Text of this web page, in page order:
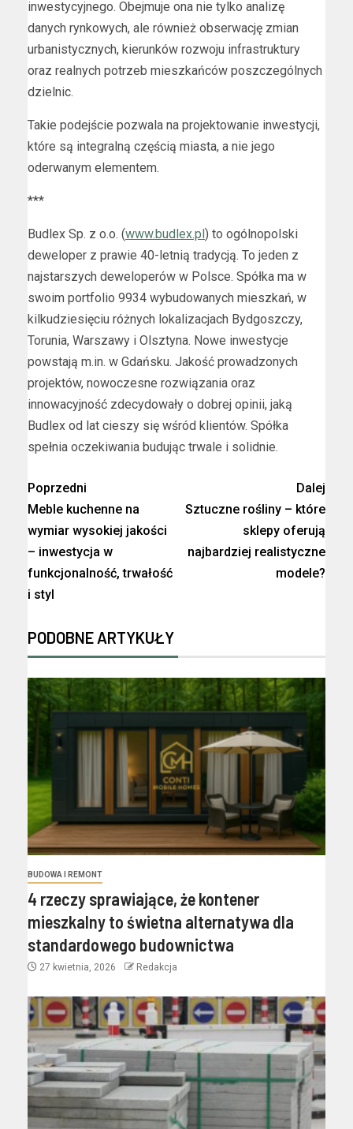
inwestycyjnego. Obejmuje ona nie tylko analizę
danych rynkowych, ale również obserwację zmian
urbanistycznych, kierunków rozwoju infrastruktury
oraz realnych potrzeb mieszkańców poszczególnych
dzielnic.
Takie podejście pozwala na projektowanie inwestycji,
które są integralną częścią miasta, a nie jego
oderwanym elementem.
***
Budlex Sp. z o.o. (www.budlex.pl) to ogólnopolski
deweloper z prawie 40-letnią tradycją. To jeden z
najstarszych deweloperów w Polsce. Spółka ma w
swoim portfolio 9934 wybudowanych mieszkań, w
kilkudziesięciu różnych lokalizacjach Bydgoszczy,
Torunia, Warszawy i Olsztyna. Nowe inwestycje
powstają m.in. w Gdańsku. Jakość prowadzonych
projektów, nowoczesne rozwiązania oraz
innowacyjność zdecydowały o dobrej opinii, jaką
Budlex od lat cieszy się wśród klientów. Spółka
spełnia oczekiwania budując trwale i solidnie.
Poprzedni
Meble kuchenne na
wymiar wysokiej jakości
– inwestycja w
funkcjonalność, trwałość
i styl
Dalej
Sztuczne rośliny – które
sklepy oferują
najbardziej realistyczne
modele?
PODOBNE ARTYKUŁY
BUDOWA I REMONT
4 rzeczy sprawiające, że kontener
mieszkalny to świetna alternatywa dla
standardowego budownictwa
27 kwietnia, 2026 Redakcja